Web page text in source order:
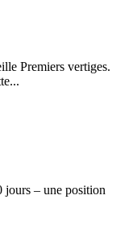
Premiers vertiges.
jours – une position